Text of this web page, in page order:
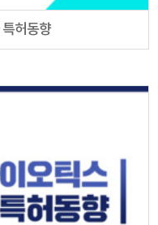
허동향